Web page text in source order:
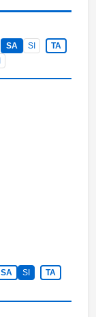
SA SI
TA
SA SI
TA